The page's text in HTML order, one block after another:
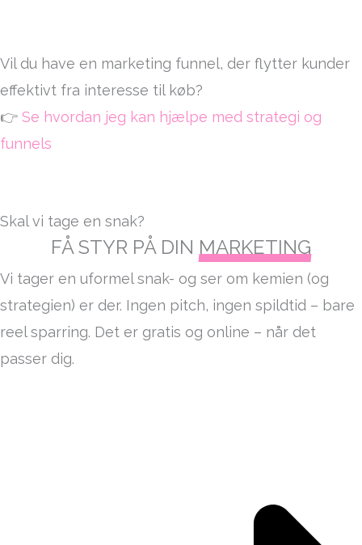
Vil du have en marketing funnel, der flytter kunder
effektivt fra interesse til køb?
👉 Se hvordan jeg kan hjælpe med strategi og
funnels
Skal vi tage en snak?
FÅ STYR PÅ DIN MARKETING
Vi tager en uformel snak- og ser om kemien (og
strategien) er der. Ingen pitch, ingen spildtid – bare
reel sparring. Det er gratis og online – når det
passer dig.